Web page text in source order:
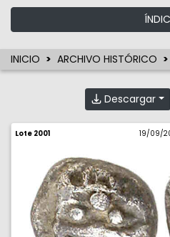
INICIO ARCHIVO HISTÓRICO
Descargar
Lote 2001 19/09/